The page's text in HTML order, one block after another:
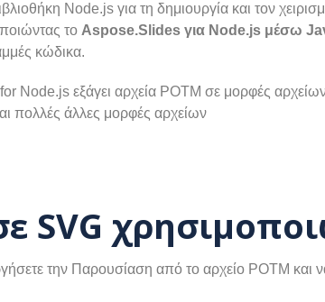
Node.js για τη δημιουργία και τον
το Aspose.Slides για Node.js μέσω
κώδικα.
Node.js εξάγει αρχεία POTM σε μορφές
πολλές άλλες μορφές αρχείων
SVG
την Παρουσίαση από το αρχείο POTM